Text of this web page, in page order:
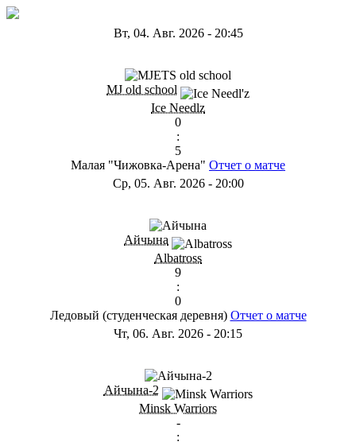
Вт, 04. Авг. 2026- 20:45
MJ old school
Ice Needlz
0
:
5
Малая "Чижовка-Арена" Отчет о матче
Ср, 05. Авг. 2026- 20:00
Айчына
Albatross
9
:
0
Ледовый (студенческая деревня) Отчет о матче
Чт, 06. Авг. 2026 - 20:15
Айчына-2
Minsk Warriors
-
: